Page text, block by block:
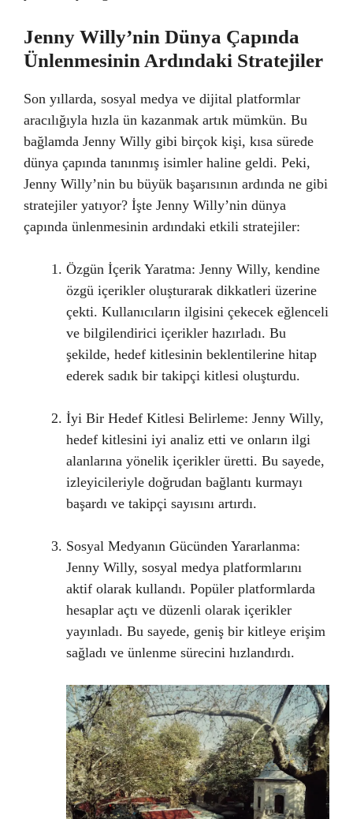
Jenny Willy’nin Dünya Çapında
Ünlenmesinin Ardındaki Stratejiler
Son yıllarda, sosyal medya ve dijital platformlar
aracılığıyla hızla ün kazanmak artık mümkün. Bu
bağlamda Jenny Willy gibi birçok kişi, kısa sürede
dünya çapında tanınmış isimler haline geldi. Peki,
Jenny Willy’nin bu büyük başarısının ardında ne gibi
stratejiler yatıyor? İşte Jenny Willy’nin dünya
çapında ünlenmesinin ardındaki etkili stratejiler:
Özgün İçerik Yaratma: Jenny Willy, kendine
özgü içerikler oluşturarak dikkatleri üzerine
çekti. Kullanıcıların ilgisini çekecek eğlenceli
ve bilgilendirici içerikler hazırladı. Bu
şekilde, hedef kitlesinin beklentilerine hitap
ederek sadık bir takipçi kitlesi oluşturdu.
İyi Bir Hedef Kitlesi Belirleme: Jenny Willy,
hedef kitlesini iyi analiz etti ve onların ilgi
alanlarına yönelik içerikler üretti. Bu sayede,
izleyicileriyle doğrudan bağlantı kurmayı
başardı ve takipçi sayısını artırdı.
Sosyal Medyanın Gücünden Yararlanma:
Jenny Willy, sosyal medya platformlarını
aktif olarak kullandı. Popüler platformlarda
hesaplar açtı ve düzenli olarak içerikler
yayınladı. Bu sayede, geniş bir kitleye erişim
sağladı ve ünlenme sürecini hızlandırdı.